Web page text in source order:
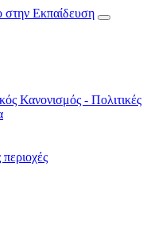
Κανονισμός - Πολιτικές